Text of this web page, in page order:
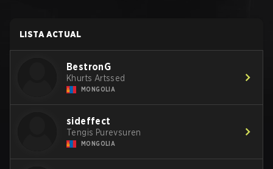
LISTA ACTUAL
BestronG
Khurts Artssed
MONGOLIA
sideffect
Tengis Purevsuren
MONGOLIA